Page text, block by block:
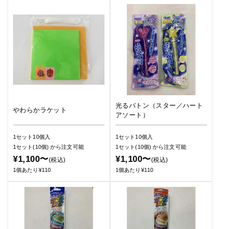
やわらかラケット
1セット10個入
1セット(10個)から注文可能
¥1,100〜(税込)
1個あたり¥110
光るバトン（スター／ハート
アソート）
1セット10個入
1セット(10個)から注文可能
¥1,100〜(税込)
1個あたり¥110